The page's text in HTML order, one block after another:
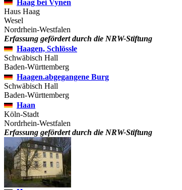
Haag bei Vynen
Haus Haag
Wesel
Nordrhein-Westfalen
Erfassung gefördert durch die NRW-Stiftung
Haagen, Schlössle
Schwäbisch Hall
Baden-Württemberg
Haagen.abgegangene Burg
Schwäbisch Hall
Baden-Württemberg
Haan
Köln-Stadt
Nordrhein-Westfalen
Erfassung gefördert durch die NRW-Stiftung